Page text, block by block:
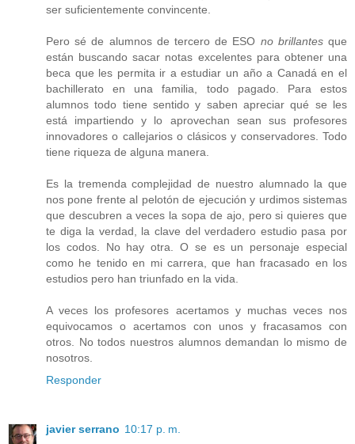
ser suficientemente convincente.
Pero sé de alumnos de tercero de ESO no brillantesque
están buscando sacar notas excelentes para obtener una
beca que les permita ir a estudiar un año a Canadá en el
bachillerato en una familia, todo pagado. Para estos
alumnos todo tiene sentido y saben apreciar qué se les
está impartiendo y lo aprovechan sean sus profesores
innovadores o callejarios o clásicos y conservadores. Todo
tiene riqueza de alguna manera.
Es la tremenda complejidad de nuestro alumnado la que
nos pone frente al pelotón de ejecución y urdimos sistemas
que descubren a veces la sopa de ajo, pero si quieres que
te diga la verdad, la clave del verdadero estudio pasa por
los codos. No hay otra. O se es un personaje especial
como he tenido en mi carrera, que han fracasado en los
estudios pero han triunfado en la vida.
A veces los profesores acertamos y muchas veces nos
equivocamos o acertamos con unos y fracasamos con
otros. No todos nuestros alumnos demandan lo mismo de
nosotros.
Responder
javier serrano 10:17 p. m.